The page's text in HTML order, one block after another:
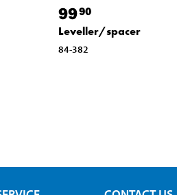
9990
Leveller/spacer
84-382